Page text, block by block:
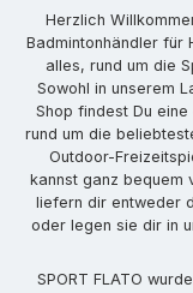
Herzlich
Badmintonhändler für
alles, rund um die
Sowohl in unserem
Shop findest Du
rund um die
Outdoor-
kannst ganz bequem
liefern dir entweder
oder legen sie dir in
SPORT FLATO